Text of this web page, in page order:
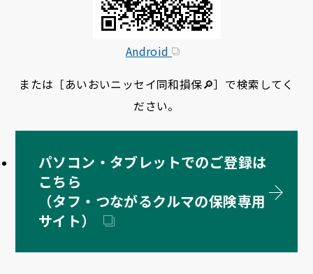
Android
または［あいおいニッセイ同和損保🔎］で検索してく
ださい。
パソコン・タブレットでのご登録は
こちら
（タフ・つながるクルマの保険専用
サイト）